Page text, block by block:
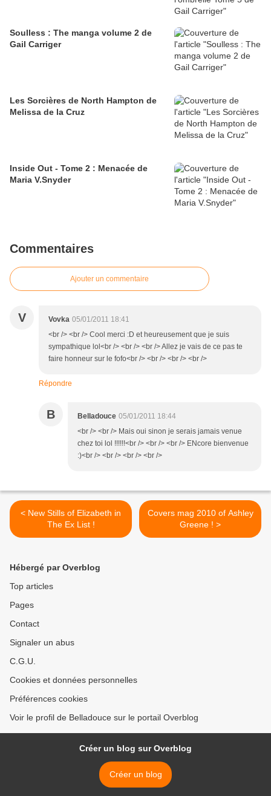
Soulless : The manga volume 2 de
Gail Carriger
Les Sorcières de North Hampton de
Melissa de la Cruz
Inside Out - Tome 2 : Menacée de
Maria V.Snyder
Commentaires
Ajouter un commentaire
V Vovka 05/01/2011 18:41
<br /> <br /> Cool merci :D et heureusement que je suis
sympathique lol<br /> <br /> <br /> Allez je vais de ce pas te
faire honneur sur le fofo<br /> <br /> <br /> <br />
Répondre
B Belladouce 05/01/2011 18:44
<br /> <br /> Mais oui sinon je serais jamais venue
chez toi lol !!!!!!<br /> <br /> <br /> ENcore bienvenue
:)<br /> <br /> <br /> <br />
< New Stills of Elizabeth in
The Ex List !
Covers mag 2010 of Ashley
Greene ! >
Hébergé par Overblog
Top articles
Pages
Contact
Signaler un abus
C.G.U.
Cookies et données personnelles
Préférences cookies
Voir le profil de Belladouce sur le portail Overblog
Créer un blog sur Overblog
Créer un blog